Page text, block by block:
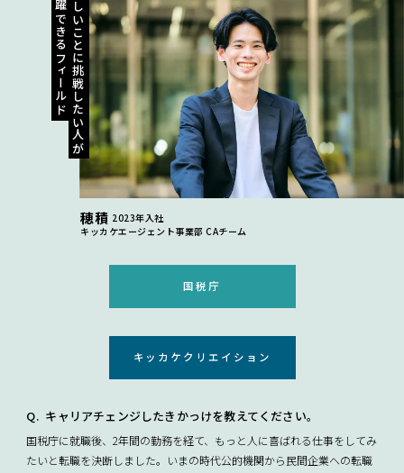
新しいことに挑戦したい人が
活躍できるフィールド
国税庁
キッカケクリエイション
穂積 2023年入社
キッカケエージェント事業部 CAチーム
キャリアチェンジしたきかっけを教えてください。
国税庁に就職後、2年間の勤務を経て、もっと人に喜ばれる仕事をしてみ
たいと転職を決断しました。いまの時代公的機関から民間企業への転職